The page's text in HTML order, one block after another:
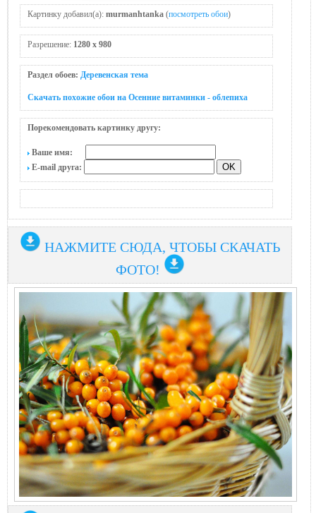
Картинку добавил(а): murmanhtanka (посмотреть обои)
Разрешение: 1280 x 980
Раздел обоев: Деревенская тема
Скачать похожие обои на Осенние витаминки - облепиха
Порекомендовать картинку другу:
Ваше имя:
E-mail друга:
НАЖМИТЕ СЮДА, ЧТОБЫ СКАЧАТЬ
ФОТО!